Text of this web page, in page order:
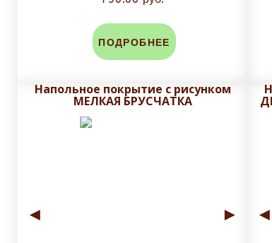
Срок исполнения заказа от
До изготовления, на почту
защитного слоя плитки.
ПОДРОБНЕЕ
Напольное покрытие с рисунком
МЕЛКАЯ БРУСЧАТКА
◄ ► ◄